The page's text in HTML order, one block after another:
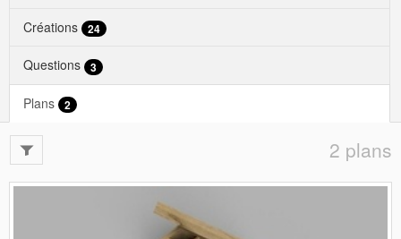
Créations 24
Questions 3
Plans 2
2 plans